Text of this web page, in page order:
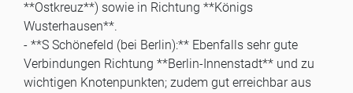
**Ostkreuz**) sowie in Richtung **Königs
Wusterhausen**.
- **S Schönefeld (bei Berlin):** Ebenfalls sehr gute
Verbindungen Richtung **Berlin-Innenstadt** und zu
wichtigen Knotenpunkten; zudem gut erreichbar aus